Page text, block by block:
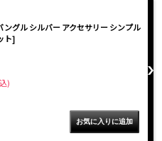
ングル シルバー アクセサリー シンプル
ト]
)